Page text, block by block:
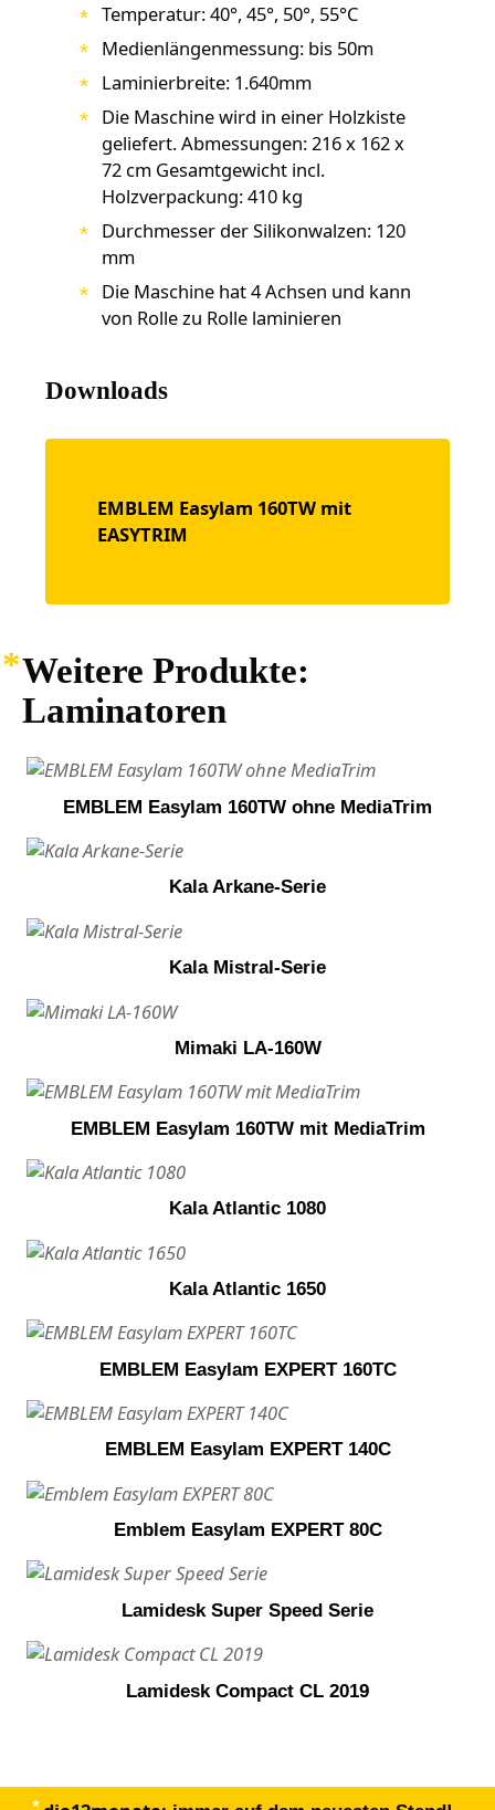
Temperatur: 40°, 45°, 50°, 55°C
Medienlängenmessung: bis 50m
Laminierbreite: 1.640mm
Die Maschine wird in einer Holzkiste
geliefert. Abmessungen: 216 x 162 x
72 cm Gesamtgewicht incl.
Holzverpackung: 410 kg
Durchmesser der Silikonwalzen: 120
mm
Die Maschine hat 4 Achsen und kann
von Rolle zu Rolle laminieren
Downloads
EMBLEM Easylam 160TW mit
EASYTRIM
Weitere Produkte:
Laminatoren
EMBLEM Easylam 160TW ohne MediaTrim
Kala Arkane-Serie
Kala Mistral-Serie
Mimaki LA-160W
EMBLEM Easylam 160TW mit MediaTrim
Kala Atlantic 1080
Kala Atlantic 1650
EMBLEM Easylam EXPERT 160TC
EMBLEM Easylam EXPERT 140C
Emblem Easylam EXPERT 80C
Lamidesk Super Speed Serie
Lamidesk Compact CL 2019